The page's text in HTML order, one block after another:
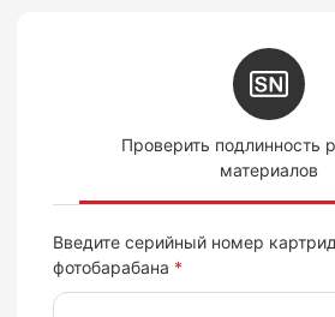
Проверить подлинность
материалов
Введите серийный номер
фотобарабана *